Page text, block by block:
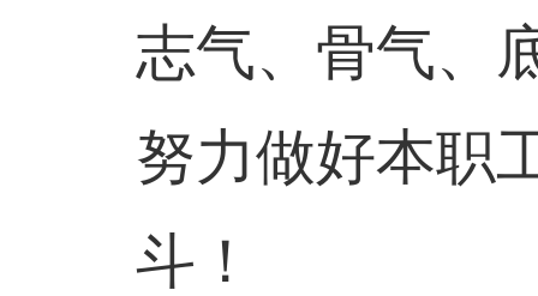
志气、骨气、
努力做好本职
斗！